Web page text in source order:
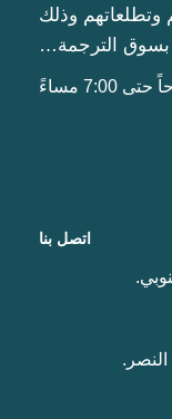
وتطلعاتهم وذلك
الترجمة…
اتصل بنا